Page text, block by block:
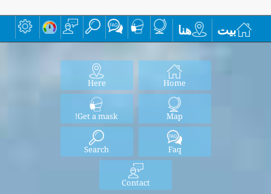
بيت هنا
Home
Here
Map
Get a mask!
Faq
Search
Contact